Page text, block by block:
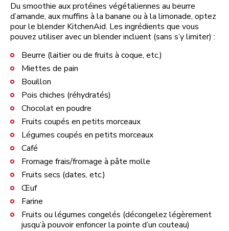
Du smoothie aux protéines végétaliennes au beurre
d’amande, aux muffins à la banane ou à la limonade, optez
pour le blender KitchenAid. Les ingrédients que vous
pouvez utiliser avec un blender incluent (sans s’y limiter) :
Beurre (laitier ou de fruits à coque, etc.)
Miettes de pain
Bouillon
Pois chiches (réhydratés)
Chocolat en poudre
Fruits coupés en petits morceaux
Légumes coupés en petits morceaux
Café
Fromage frais/fromage à pâte molle
Fruits secs (dates, etc.)
Œuf
Farine
Fruits ou légumes congelés (décongelez légèrement
jusqu’à pouvoir enfoncer la pointe d’un couteau)